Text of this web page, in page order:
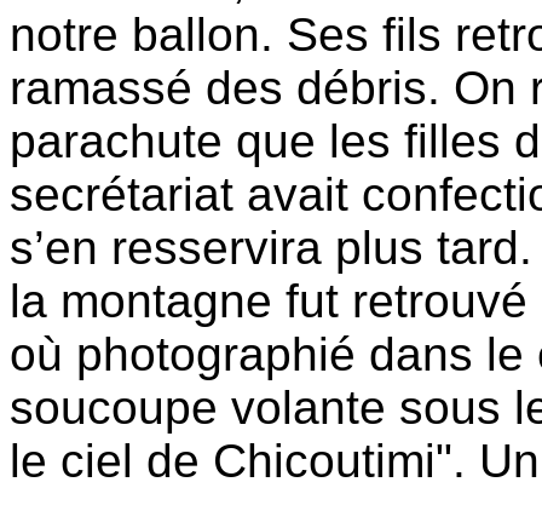
notre ballon. Ses fils
ramassé des débris. On
parachute que les filles
secrétariat avait
s’en resservira plus
la montagne fut
où photographié dans
soucoupe volante sous
le ciel de Chicoutimi".